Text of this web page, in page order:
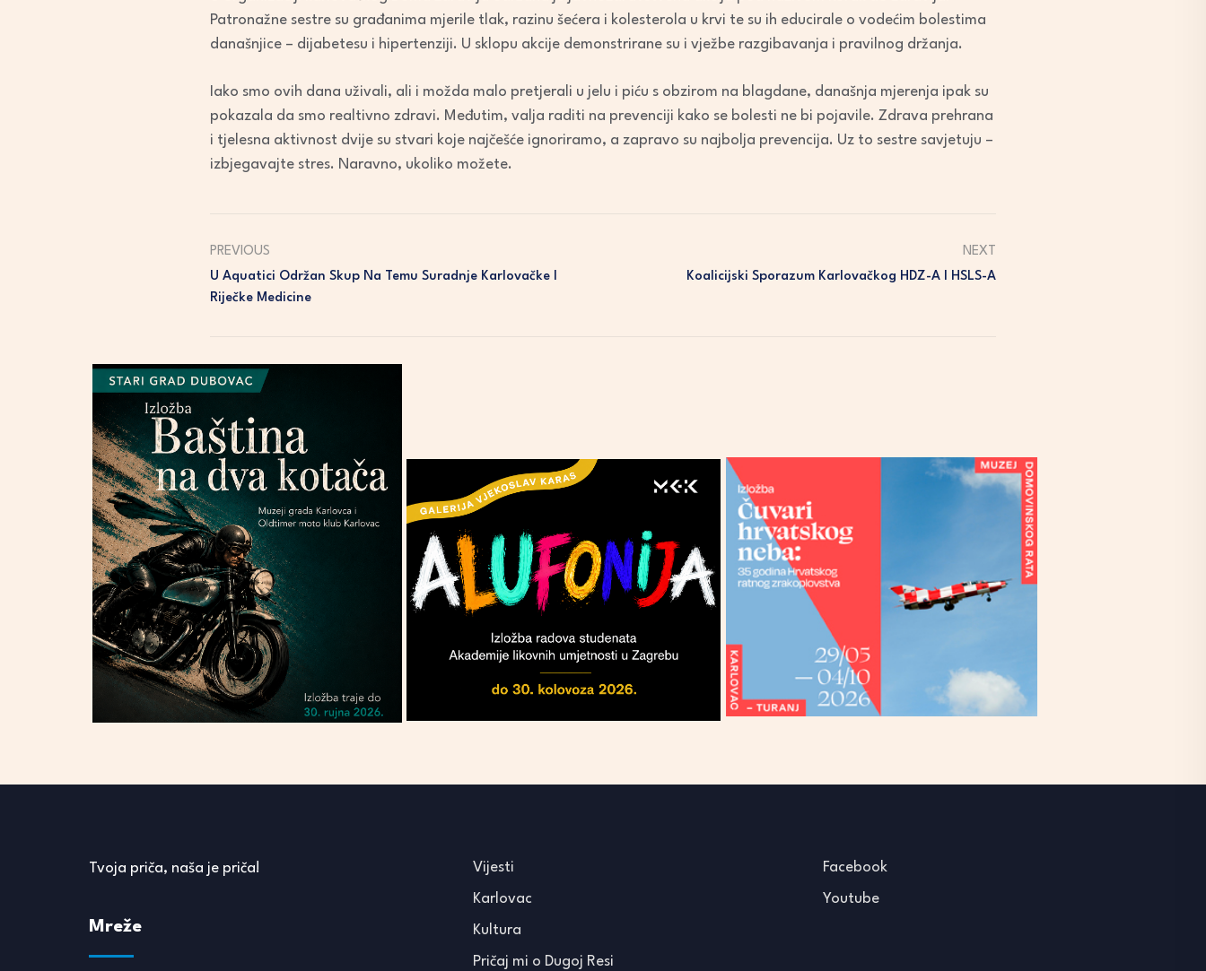
Patronažne sestre su građanima mjerile tlak, razinu šećera i kolesterola u krvi te su ih educirale o vodećim bolestima
današnjice – dijabetesu i hipertenziji. U sklopu akcije demonstrirane su i vježbe razgibavanja i pravilnog držanja.
Iako smo ovih dana uživali, ali i možda malo pretjerali u jelu i piću s obzirom na blagdane, današnja mjerenja ipak su
pokazala da smo realtivno zdravi. Međutim, valja raditi na prevenciji kako se bolesti ne bi pojavile. Zdrava prehrana
i tjelesna aktivnost dvije su stvari koje najčešće ignoriramo, a zapravo su najbolja prevencija. Uz to sestre savjetuju –
izbjegavajte stres. Naravno, ukoliko možete.
PREVIOUS
U Aquatici Održan Skup Na Temu Suradnje Karlovačke I
Riječke Medicine
NEXT
Koalicijski Sporazum Karlovačkog HDZ-A I HSLS-A
Tvoja priča, naša je priča!
Mreže
Vijesti
Karlovac
Kultura
Pričaj mi o Dugoj Resi
Facebook
Youtube